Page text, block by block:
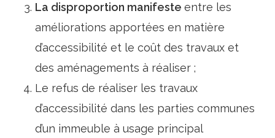
La disproportion manifeste entre les
améliorations apportées en matière
d’accessibilité et le coût des travaux et
des aménagements à réaliser ;
Le refus de réaliser les travaux
d’accessibilité dans les parties communes
d’un immeuble à usage principal